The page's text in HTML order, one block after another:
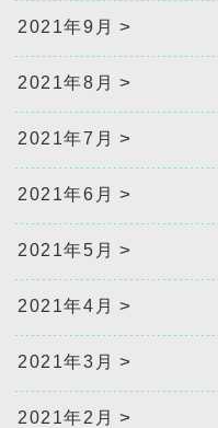
2021年9月
2021年8月
2021年7月
2021年6月
2021年5月
2021年4月
2021年3月
2021年2月